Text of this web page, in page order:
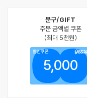
문구/GIFT
주문 금액별 쿠폰
(최대 5천원)
할인쿠폰
5,000